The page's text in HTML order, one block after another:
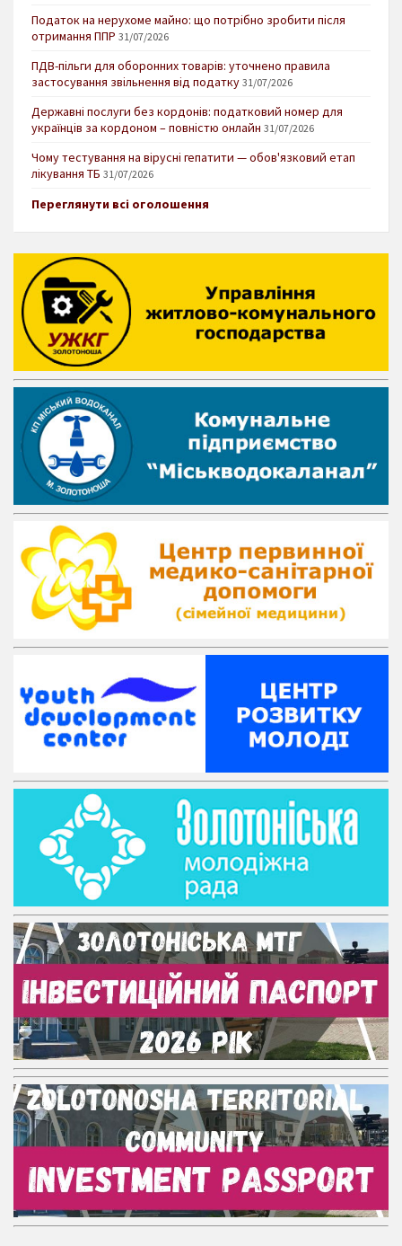
Податок на нерухоме майно: що потрібно зробити після
отримання ППР 31/07/2026
ПДВ-пільги для оборонних товарів: уточнено правила
застосування звільнення від податку 31/07/2026
Державні послуги без кордонів: податковий номер для
українців за кордоном – повністю онлайн 31/07/2026
Чому тестування на вірусні гепатити — обов'язковий етап
лікування ТБ 31/07/2026
Переглянути всі оголошення